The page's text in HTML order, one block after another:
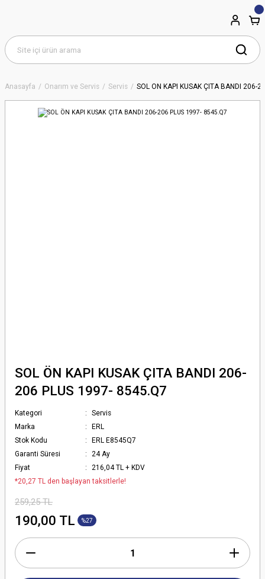
Anasayfa Onarım ve Servis Servis SOL ÖN KAPI KUSAK ÇITA BANDI 206-
SOL ÖN KAPI KUSAK ÇITA BANDI 206-
206 PLUS 1997- 8545.Q7
Kategori
Servis
Marka
ERL
Stok Kodu
ERL E8545Q7
Garanti Süresi
24 Ay
Fiyat
216,04 TL + KDV
*20,27 TL den başlayan taksitlerle!
259,25 TL
190,00 TL %27